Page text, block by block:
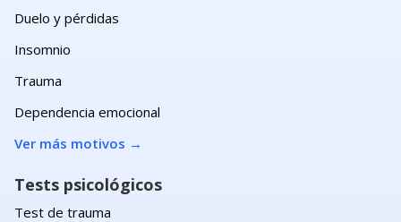
Duelo y pérdidas
Insomnio
Trauma
Dependencia emocional
Ver más motivos →
Tests psicológicos
Test de trauma